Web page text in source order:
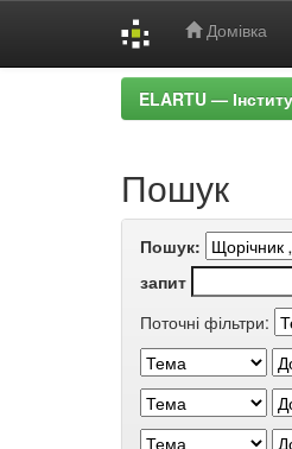
Домівка
ELARTU —
Пошук
Пошук:
запит
Поточні фільтри: